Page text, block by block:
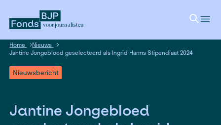
Home
Nieuws
Jantine Jongebloed geselecteerd als Ingrid Harms